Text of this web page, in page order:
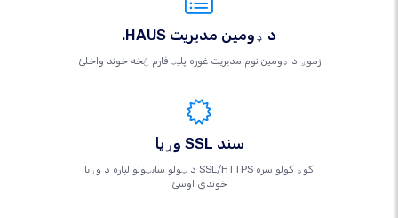
.HAUS د ډومین مدیریت
زموږ د ډومین نوم مدیریت غوره پلیټ فارم څخه خوند واخلئ
وړیا SSL سند
د ټولو سایټونو لپاره د وړیا SSL/HTTPS کوډ کولو سره
خوندي اوسئ